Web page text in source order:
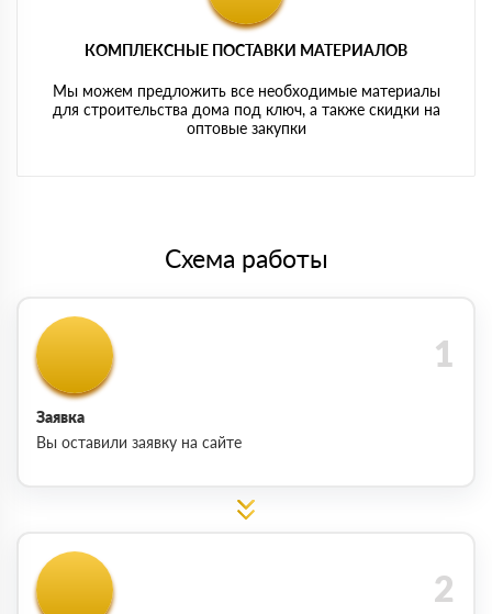
КОМПЛЕКСНЫЕ ПОСТАВКИ МАТЕРИАЛОВ
Мы можем предложить все необходимые материалы
для строительства дома под ключ, а также скидки на
оптовые закупки
Схема работы
Заявка
Вы оставили заявку на сайте